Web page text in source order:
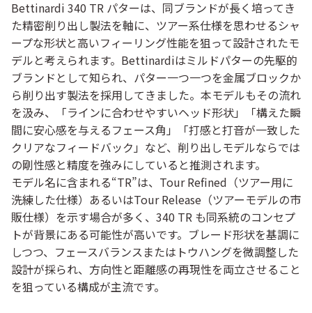
Bettinardi 340 TR パターは、同ブランドが長く培ってき
た精密削り出し製法を軸に、ツアー系仕様を思わせるシャ
ープな形状と高いフィーリング性能を狙って設計されたモ
デルと考えられます。Bettinardiはミルドパターの先駆的
ブランドとして知られ、パター一つ一つを金属ブロックか
ら削り出す製法を採用してきました。本モデルもその流れ
を汲み、「ラインに合わせやすいヘッド形状」「構えた瞬
間に安心感を与えるフェース角」「打感と打音が一致した
クリアなフィードバック」など、削り出しモデルならでは
の剛性感と精度を強みにしていると推測されます。
モデル名に含まれる“TR”は、Tour Refined（ツアー用に
洗練した仕様）あるいはTour Release（ツアーモデルの市
販仕様）を示す場合が多く、340 TR も同系統のコンセプ
トが背景にある可能性が高いです。ブレード形状を基調に
しつつ、フェースバランスまたはトウハングを微調整した
設計が採られ、方向性と距離感の再現性を両立させること
を狙っている構成が主流です。